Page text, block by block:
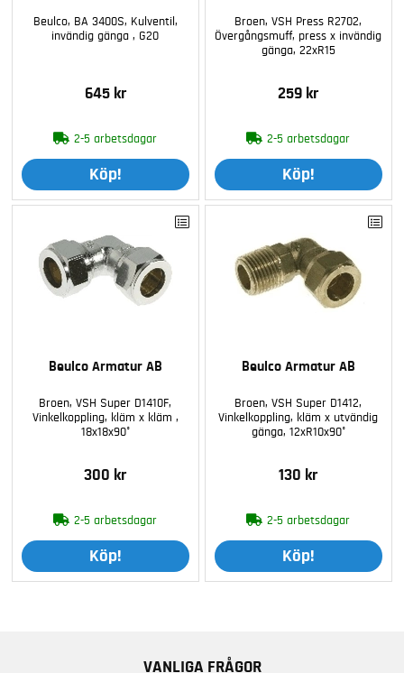
Beulco, BA 3400S, Kulventil,
invändig gänga , G20
645 kr
2-5 arbetsdagar
Köp!
Broen, VSH Press R2702,
Övergångsmuff, press x invändig
gänga, 22xR15
259 kr
2-5 arbetsdagar
Köp!
Beulco Armatur AB
Broen, VSH Super D1410F,
Vinkelkoppling, kläm x kläm ,
18x18x90°
300 kr
2-5 arbetsdagar
Köp!
Beulco Armatur AB
Broen, VSH Super D1412,
Vinkelkoppling, kläm x utvändig
gänga, 12xR10x90°
130 kr
2-5 arbetsdagar
Köp!
VANLIGA FRÅGOR